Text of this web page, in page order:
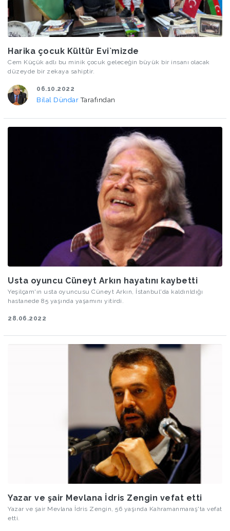
Harika çocuk Kültür Evi`mizde
Cem Küçük adlı bu minik çocuk geleceģin büyük bir insanı olacak
düzeyde bir zekaya sahiptir.
06.10.2022
Bilal DündarTarafından
Usta oyuncu Cüneyt Arkın hayatını kaybetti
Yeşilçam'ın usta oyuncusu Cüneyt Arkın, İstanbul'da kaldırıldığı
hastanede 85 yaşında yaşamını yitirdi.
28.06.2022
Yazar ve şair Mevlana İdris Zengin vefat etti
Yazar ve şair Mevlana İdris Zengin, 56 yaşında Kahramanmaraş'ta vefat
etti.